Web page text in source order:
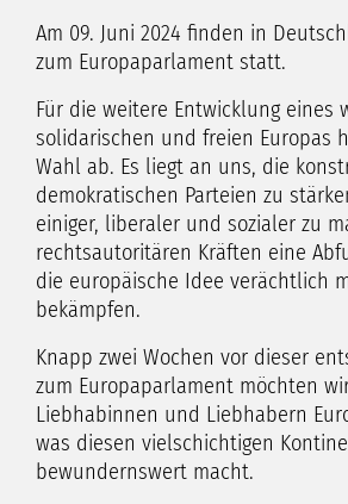
Am 09. Juni 2024 finden in
zum Europaparlament statt.
Für die weitere Entwicklung eines
solidarischen und freien Europas
Wahl ab. Es liegt an uns, die
demokratischen Parteien zu
einiger, liberaler und sozialer zu
rechtsautoritären Kräften eine
die europäische Idee verächtlich
bekämpfen.
Knapp zwei Wochen vor dieser
zum Europaparlament möchten
Liebhabinnen und Liebhabern
was diesen vielschichtigen
bewundernswert macht.